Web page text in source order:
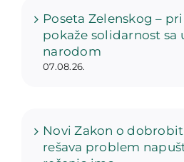
Poseta Zelenskog –
pokaže solidarnost sa
narodom
07.08.26.
Novi Zakon o
rešava problem